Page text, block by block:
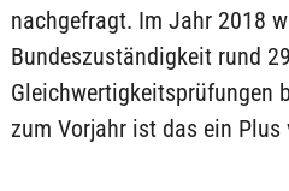
nachgefragt. Im Jahr 2018
Bundeszuständigkeit rund
Gleichwertigkeitsprüfungen
zum Vorjahr ist das ein Plus